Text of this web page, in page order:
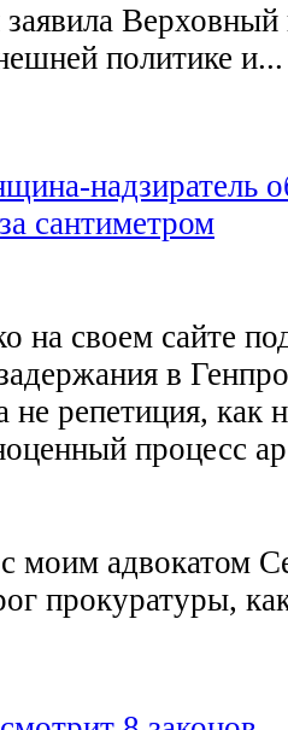
Верховный
политике и...
надзиратель
сантиметром
своем сайте
в
не репетиция, как
процесс
моим адвокатом
прокуратуры,